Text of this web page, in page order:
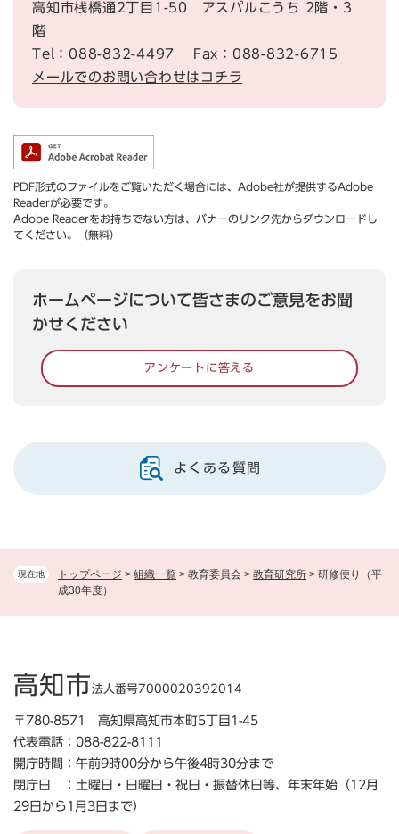
現在地 トップページ > 組織一覧 > 教育委員会 > 教育研究所 > 研修便り（平
成30年度）
高知市桟橋通2丁目1-50 アスパルこうち 2階・3
階
Tel：088-832-4497
Fax：088-832-6715
メールでのお問い合わせはコチラ
PDF形式のファイルをご覧いただく場合には、Adobe社が提供するAdobe
Readerが必要です。
Adobe Readerをお持ちでない方は、バナーのリンク先からダウンロードし
てください。（無料）
ホームページについて皆さまのご意見をお聞
かせください
アンケートに答える
よくある質問
高知市法人番号7000020392014
〒780-8571 高知県高知市本町5丁目1-45
代表電話：088-822-8111
開庁時間：午前9時00分から午後4時30分まで
閉庁日 ：土曜日・日曜日・祝日・振替休日等、年末年始（12月
29日から1月3日まで）